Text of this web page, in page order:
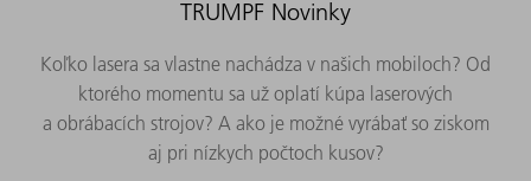
TRUMPF Novinky
Koľko lasera sa vlastne nachádza v našich mobiloch? Od
ktorého momentu sa už oplatí kúpa laserových
a obrábacích strojov? A ako je možné vyrábať so ziskom
aj pri nízkych počtoch kusov?